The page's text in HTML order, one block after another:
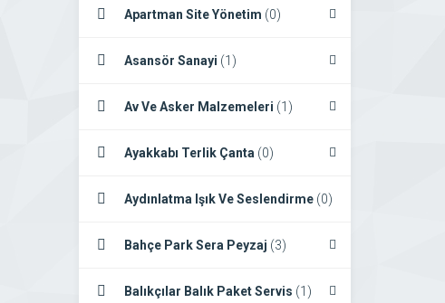
Apartman Site Yönetim (0)
Asansör Sanayi (1)
Av Ve Asker Malzemeleri (1)
Ayakkabı Terlik Çanta (0)
Aydınlatma Işık Ve Seslendirme (0)
Bahçe Park Sera Peyzaj (3)
Balıkçılar Balık Paket Servis (1)